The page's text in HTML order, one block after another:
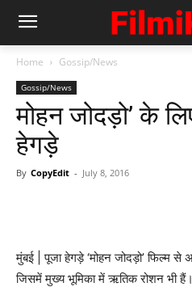
Home Gossip/News
Gossip/News
मोहन जोदड़ो’ के
हेगड़े
By CopyEdit - July 8, 2016
मुंबई | पूजा हेगड़े ‘मोहन जोदड़ो’ फिल्म
जिसमें मुख्य भूमिका में ऋतिक रोशन भी हैं।